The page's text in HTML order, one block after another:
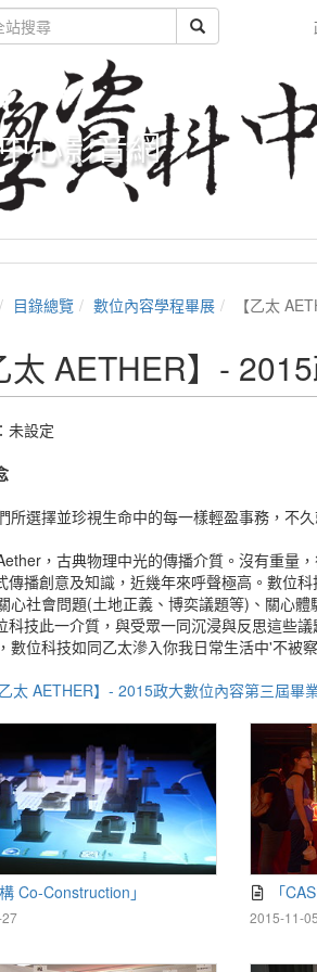
心影音網
目錄總覽 數位內容學程畢展 【乙太
太 AETHER】-
未設定
所選擇並珍視生命中的每一樣輕盈事務，不
，古典物理中光的傳播介質。沒有重量
傳播創意及知識，近幾年來呼聲極高。數位
社會問題(土地正義、博奕議題等)、關心
科技此一介質，與受眾一同沉浸與反思這些議
位科技如同乙太滲入你我日常生活中'不被
乙太 AETHER】- 2015政大數位內容第三屆畢
構 Co-Construction」 「
2015-11-05